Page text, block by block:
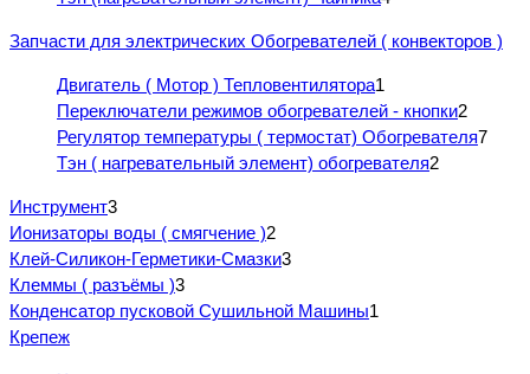
Запчасти для электрических Обогревателей ( конвекторов )
Двигатель ( Мотор ) Тепловентилятора1
Переключатели режимов обогревателей - кнопки2
Регулятор температуры ( термостат) Обогревателя7
Тэн ( нагревательный элемент) обогревателя2
Инструмент3
Ионизаторы воды ( смягчение )2
Клей-Силикон-Герметики-Смазки3
Клеммы ( разъёмы )3
Конденсатор пусковой Сушильной Машины1
Крепеж